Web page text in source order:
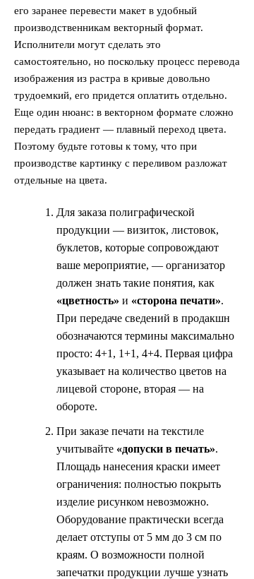
его заранее перевести макет в удобный
производственникам векторный формат.
Исполнители могут сделать это
самостоятельно, но поскольку процесс перевода
изображения из растра в кривые довольно
трудоемкий, его придется оплатить отдельно.
Еще один нюанс: в векторном формате сложно
передать градиент — плавный переход цвета.
Поэтому будьте готовы к тому, что при
производстве картинку с переливом разложат
отдельные на цвета.
Для заказа полиграфической
продукции — визиток, листовок,
буклетов, которые сопровождают
ваше мероприятие, — организатор
должен знать такие понятия, как
«цветность» и «сторона печати».
При передаче сведений в продакшн
обозначаются термины максимально
просто: 4+1, 1+1, 4+4. Первая цифра
указывает на количество цветов на
лицевой стороне, вторая — на
обороте.
При заказе печати на текстиле
учитывайте «допуски в печать».
Площадь нанесения краски имеет
ограничения: полностью покрыть
изделие рисунком невозможно.
Оборудование практически всегда
делает отступы от 5 мм до 3 см по
краям. О возможности полной
запечатки продукции лучше узнать